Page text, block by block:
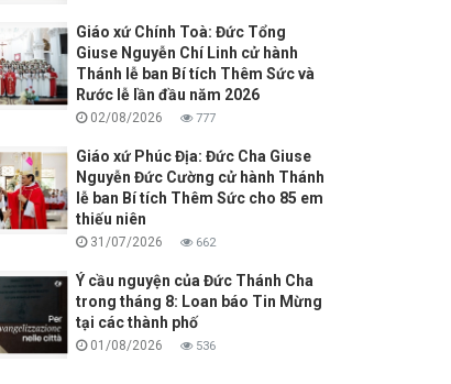
Giáo xứ Chính Toà: Đức Tổng
Giuse Nguyễn Chí Linh cử hành
Thánh lễ ban Bí tích Thêm Sức và
Rước lễ lần đầu năm 2026
02/08/2026 777
Giáo xứ Phúc Địa: Đức Cha Giuse
Nguyễn Đức Cường cử hành Thánh
lễ ban Bí tích Thêm Sức cho 85 em
thiếu niên
31/07/2026 662
Ý cầu nguyện của Đức Thánh Cha
trong tháng 8: Loan báo Tin Mừng
tại các thành phố
01/08/2026 536